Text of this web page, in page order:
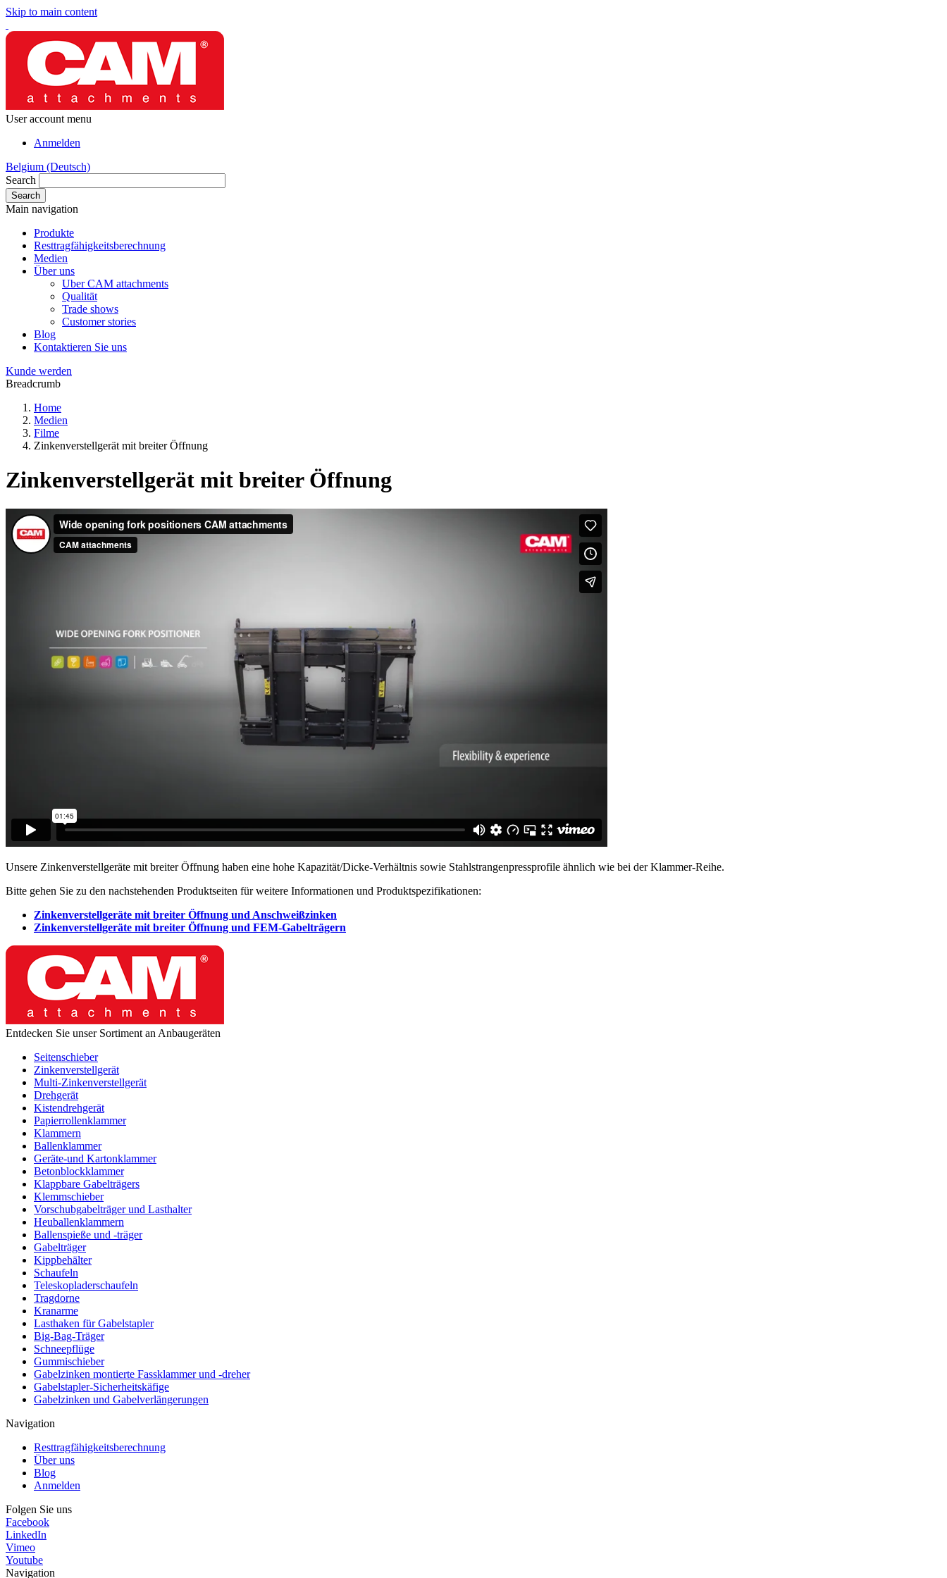
Skip to main content
User account menu
Anmelden
Belgium (Deutsch)
Search
Main navigation
Produkte
Resttragfähigkeitsberechnung
Medien
Über uns
Uber CAM attachments
Qualität
Trade shows
Customer stories
Blog
Kontaktieren Sie uns
Kunde werden
Breadcrumb
Home
Medien
Filme
Zinkenverstellgerät mit breiter Öffnung
Zinkenverstellgerät mit breiter Öffnung
Unsere Zinkenverstellgeräte mit breiter Öffnung haben eine hohe Kapazität/Dicke-Verhältnis sowie Stahlstrangenpressprofile ähnlich wie bei der Klammer-Reihe.
Bitte gehen Sie zu den nachstehenden Produktseiten für weitere Informationen und Produktspezifikationen:
Zinkenverstellgeräte mit breiter Öffnung und Anschweißzinken
Zinkenverstellgeräte mit breiter Öffnung und FEM-Gabelträgern
Entdecken Sie unser Sortiment an Anbaugeräten
Seitenschieber
Zinkenverstellgerät
Multi-Zinkenverstellgerät
Drehgerät
Kistendrehgerät
Papierrollenklammer
Klammern
Ballenklammer
Geräte-und Kartonklammer
Betonblockklammer
Klappbare Gabelträgers
Klemmschieber
Vorschubgabelträger und Lasthalter
Heuballenklammern
Ballenspieße und -träger
Gabelträger
Kippbehälter
Schaufeln
Teleskopladerschaufeln
Tragdorne
Kranarme
Lasthaken für Gabelstapler
Big-Bag-Träger
Schneepflüge
Gummischieber
Gabelzinken montierte Fassklammer und -dreher
Gabelstapler-Sicherheitskäfige
Gabelzinken und Gabelverlängerungen
Navigation
Resttragfähigkeitsberechnung
Über uns
Blog
Anmelden
Folgen Sie uns
Facebook
LinkedIn
Vimeo
Youtube
Navigation